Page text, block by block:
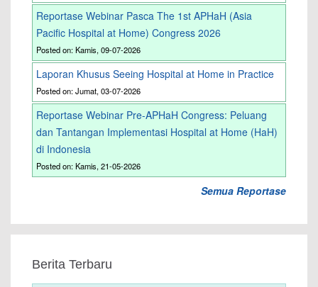
Reportase Webinar Pasca The 1st APHaH (Asia
Pacific Hospital at Home) Congress 2026
Posted on: Kamis, 09-07-2026
Laporan Khusus Seeing Hospital at Home in Practice
Posted on: Jumat, 03-07-2026
Reportase Webinar Pre-APHaH Congress: Peluang
dan Tantangan Implementasi Hospital at Home (HaH)
di Indonesia
Posted on: Kamis, 21-05-2026
Semua Reportase
Berita Terbaru